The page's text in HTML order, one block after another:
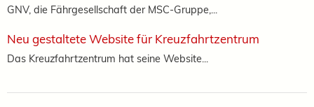
GNV, die Fährgesellschaft der MSC-Gruppe,...
Neu gestaltete Website für Kreuzfahrtzentrum
Das Kreuzfahrtzentrum hat seine Website...